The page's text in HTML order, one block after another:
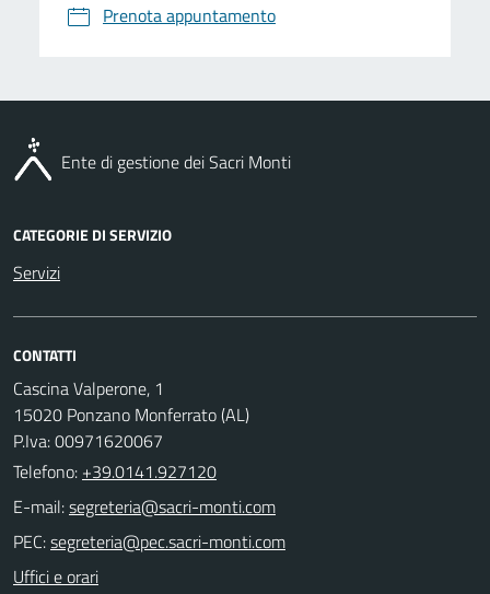
Prenota appuntamento
Ente di gestione dei Sacri Monti
CATEGORIE DI SERVIZIO
Servizi
CONTATTI
Cascina Valperone, 1
15020 Ponzano Monferrato (AL)
P.Iva: 00971620067
Telefono: +39.0141.927120
E-mail:
PEC:
Uffici e orari